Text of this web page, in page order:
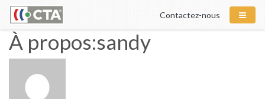
Contactez-nous
À propos:sandy